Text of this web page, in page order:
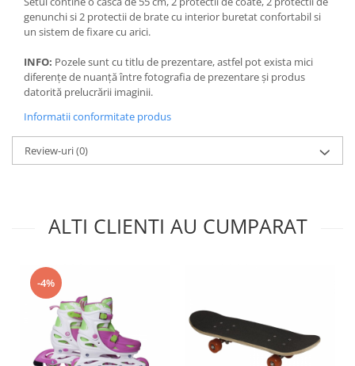
genunchi si 2 protectii de brate cu interior buretat confortabil si
un sistem de fixare cu arici.
INFO: Pozele sunt cu titlu de prezentare, astfel pot exista mici
diferențe de nuanță între fotografia de prezentare și produs
datorită prelucrării imaginii.
Informatii conformitate produs
Review-uri(0)
ALTI CLIENTI AU CUMPARAT
-4%